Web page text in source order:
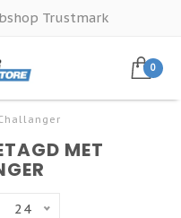
Trustmark
0
MET
24